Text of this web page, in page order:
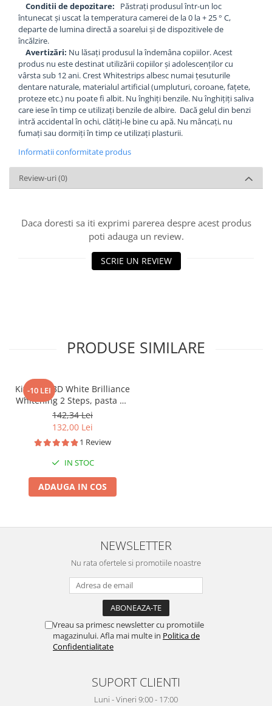
Conditii de depozitare: Păstrați produsul într-un loc
întunecat și uscat la temperatura camerei de la 0 la + 25 ° C,
departe de lumina directă a soarelui și de dispozitivele de
încălzire.
Avertizări: Nu lăsați produsul la îndemâna copiilor. Acest
produs nu este destinat utilizării copiilor și adolescenților cu
vârsta sub 12 ani. Crest Whitestrips albesc numai țesuturile
dentare naturale, materialul artificial (umpluturi, coroane, fațete,
proteze etc.) nu poate fi albit. Nu înghiți benzile. Nu înghițiți saliva
care iese în timp ce utilizați benzile de albire. Dacă gelul din benzi
intră accidental în ochi, clătiți-le bine cu apă. Nu mâncați, nu
fumați sau dormiți în timp ce utilizați plasturii.
Informatii conformitate produs
Review-uri (0)
Daca doresti sa iti exprimi parerea despre acest produs
poti adauga un review.
SCRIE UN REVIEW
PRODUSE SIMILARE
-10 LEI
Kit Crest 3D White Brilliance
Whitening 2 Steps, pasta de
dinți 113 g si gel de albire
65 g
142,34 Lei
132,00 Lei
1 Review
IN STOC
ADAUGA IN COS
NEWSLETTER
Nu rata ofertele si promotiile noastre
Vreau sa primesc newsletter cu promotiile
magazinului. Afla mai multe in Politica de
Confidentialitate
SUPORT CLIENTI
Luni - Vineri 9:00 - 17:00